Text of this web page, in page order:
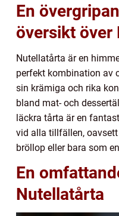
En
översikt över
Nutellatårta är en
perfekt kombination av
sin krämiga och rika
bland mat- och
läckra tårta är en
vid alla tillfällen,
bröllop eller bara som
En
Nutellatårta